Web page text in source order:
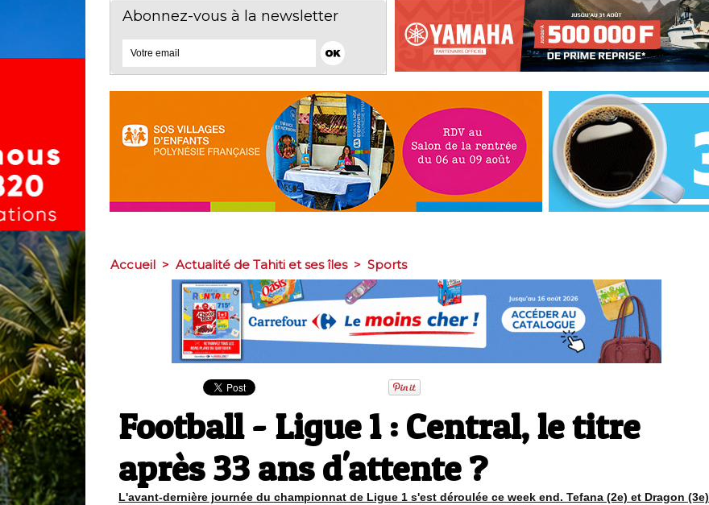
Abonnez-vous à la newsletter
Accueil > Actualité de Tahiti et ses îles > Sports
Football - Ligue 1 : Central, le titre
après 33 ans d'attente ?
L'avant-dernière journée du championnat de Ligue 1 s'est déroulée ce week end. Tefana (2e) et Dragon (3e)